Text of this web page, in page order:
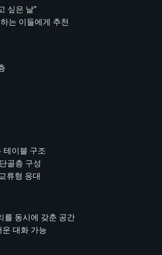
싶은 날”
는 이들에게 추천
테이블 구조
골층 구성
류형 응대
를 동시에 갖춘 공간
대화 가능